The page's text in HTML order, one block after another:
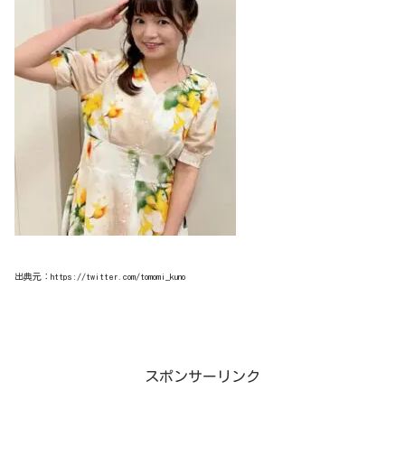
出典元：https://twitter.com/tomomi_kuno
スポンサーリンク